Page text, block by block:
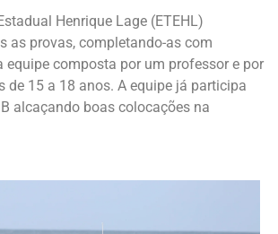
Henrique Lage (ETEHL)
as provas, completando-as com
equipe composta por um professor e por
de 15 a 18 anos. A equipe já participa
alcaçando boas colocações na